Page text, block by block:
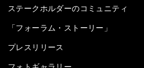
ステークホルダーのコミュニティ
「フォーラム・ストーリー」
プレスリリース